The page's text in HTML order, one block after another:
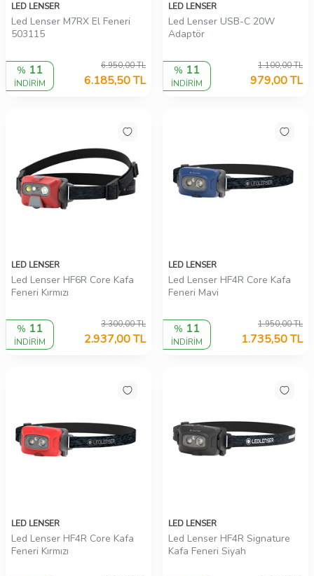
LED LENSER
Led Lenser M7RX El Feneri
503115
% 11
İNDİRİM
6.950,00TL
6.185,50TL
LED LENSER
Led Lenser USB-C 20W
Adaptör
% 11
İNDİRİM
1.100,00TL
979,00TL
LED LENSER
Led Lenser HF6R Core Kafa
Feneri Kırmızı
% 11
İNDİRİM
3.300,00TL
2.937,00TL
LED LENSER
Led Lenser HF4R Core Kafa
Feneri Mavi
% 11
İNDİRİM
1.950,00TL
1.735,50TL
LED LENSER
Led Lenser HF4R Core Kafa
Feneri Kırmızı
LED LENSER
Led Lenser HF4R Signature
Kafa Feneri Siyah